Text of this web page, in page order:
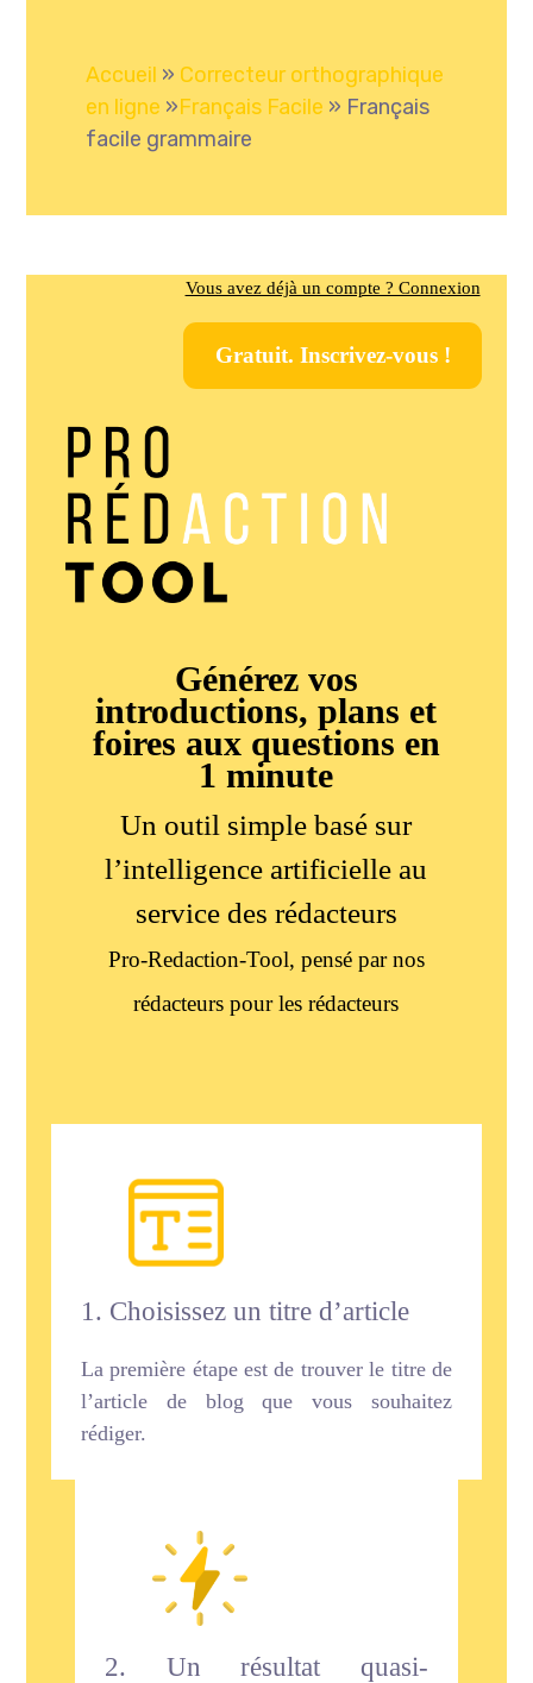
Accueil » Correcteur orthographique
en ligne »Français Facile » Français
facile grammaire
Vous avez déjà un compte ? Connexion
Gratuit. Inscrivez-vous !
Générez vos
introductions, plans et
foires aux questions en
1 minute
Un outil simple basé sur
l’intelligence artificielle au
service des rédacteurs
Pro-Redaction-Tool, pensé par nos
rédacteurs pour les rédacteurs
1. Choisissez un titre d’article
La première étape est de trouver le titre de
l’article de blog que vous souhaitez
rédiger.
2. Un résultat quasi-